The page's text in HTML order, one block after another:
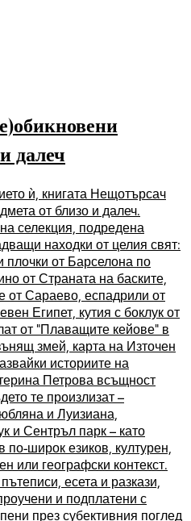
далеч
ѝ, книгата Нещотърсач
от близо и далеч.
селекция, подредена
находки от целия свят:
плочки от Барселона по
от Страната на баските,
от Сараево, еспадрили от
Египет, кутия с боклук от
от “Плаващите кейове” в
змей, карта на Източен
историите на
Петрова всъщност
те произлизат –
и Луизиана,
и Сентръл парк – като
широк езиков, културен,
или географски контекст.
есета и разкази,
и подплатени с
през субективния поглед